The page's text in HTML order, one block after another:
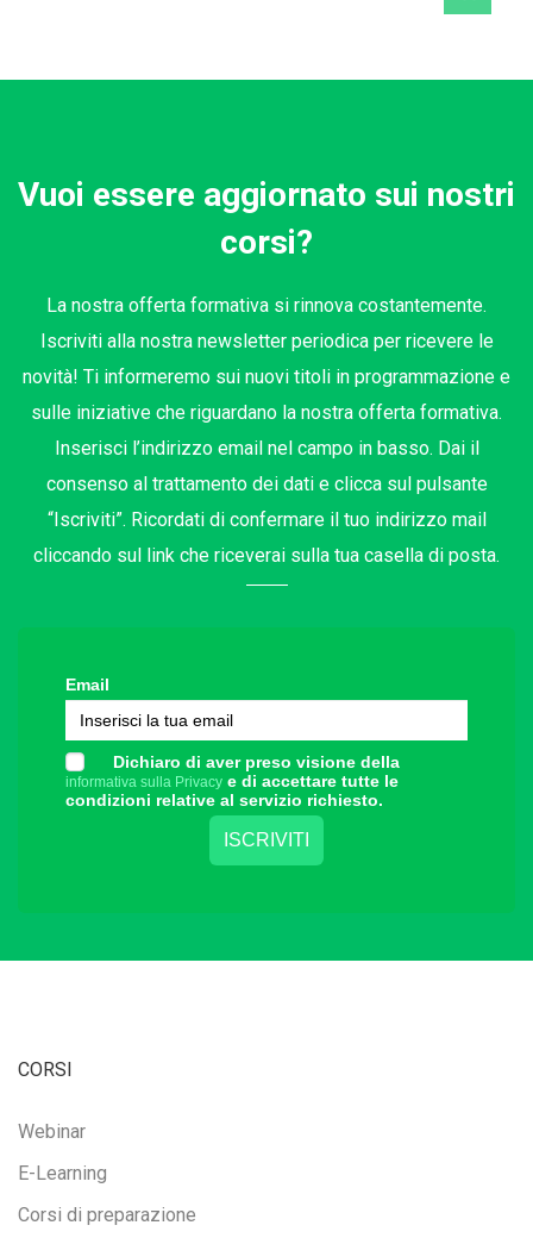
Vuoi essere aggiornato sui nostri
corsi?
La nostra offerta formativa si rinnova costantemente.
Iscriviti alla nostra newsletter periodica per ricevere le
novità! Ti informeremo sui nuovi titoli in programmazione e
sulle iniziative che riguardano la nostra offerta formativa.
Inserisci l’indirizzo email nel campo in basso. Dai il
consenso al trattamento dei dati e clicca sul pulsante
“Iscriviti”. Ricordati di confermare il tuo indirizzo mail
cliccando sul link che riceverai sulla tua casella di posta.
Email
Dichiaro di aver preso visione della
informativa sulla Privacy e di accettare tutte le
condizioni relative al servizio richiesto.
CORSI
Webinar
E-Learning
Corsi di preparazione